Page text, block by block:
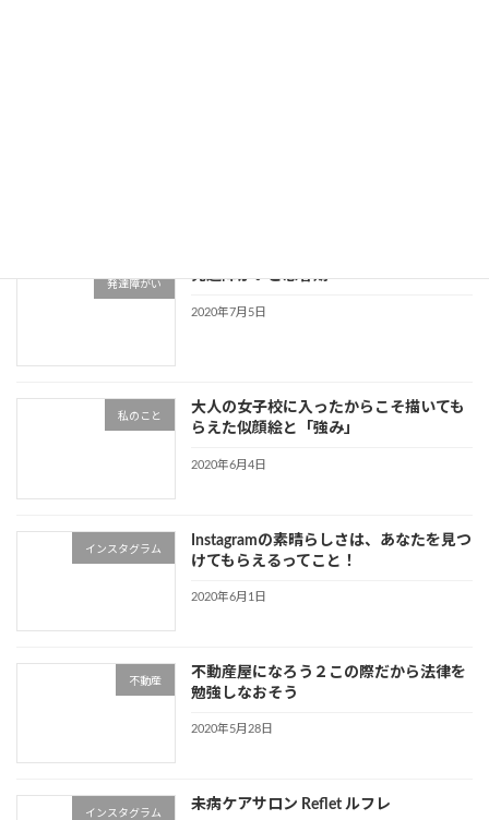
発達障がい
発達障がいと思春期
2020年7月5日
私のこと
大人の女子校に入ったからこそ描いても
らえた似顔絵と「強み」
2020年6月4日
インスタグラム
Instagramの素晴らしさは、あなたを見つ
けてもらえるってこと！
2020年6月1日
不動産
不動産屋になろう２この際だから法律を
勉強しなおそう
2020年5月28日
インスタグラム
未病ケアサロン Reflet ルフレ